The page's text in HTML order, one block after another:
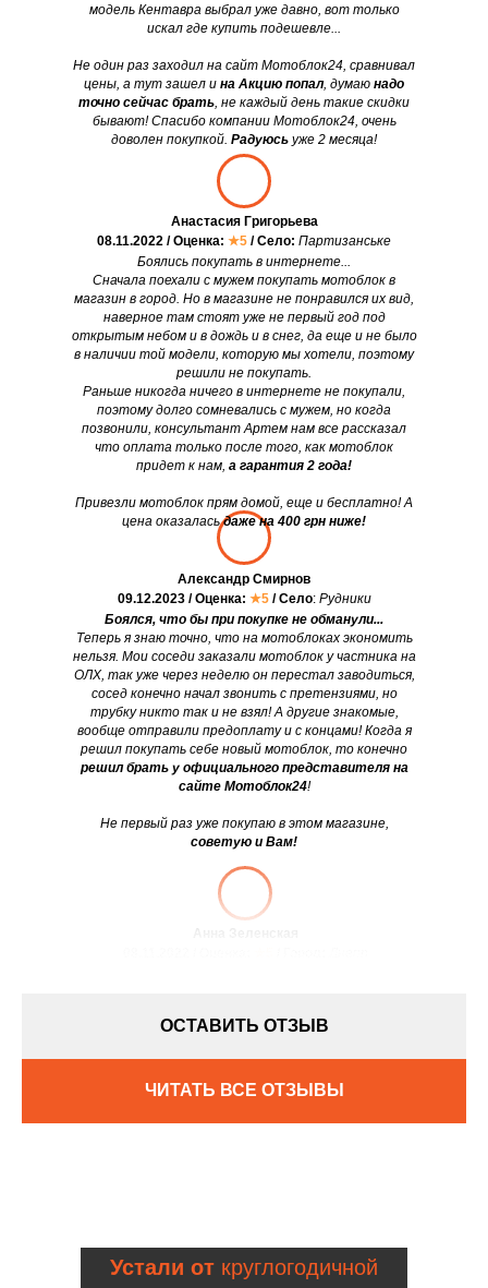
Боялся, что бы при покупке не обманули...
Теперь я знаю точно, что на мотоблоках экономить
нельзя. Мои соседи заказали мотоблок у частника на
ОЛХ, так уже через неделю он перестал заводиться,
сосед конечно начал звонить с претензиями, но
трубку никто так и не взял! А другие знакомые,
вообще отправили предоплату и с концами! Когда я
решил покупать себе новый мотоблок, то конечно
решил брать у официального представителя на
сайте Мотоблок24!
Не первый раз уже покупаю в этом магазине,
советую и Вам!
Александр Смирнов
09.12.2023 / Оценка: ★5 / Село: Рудники
Боялись покупать в интернете...
Сначала поехали с мужем покупать мотоблок в
магазин в город. Но в магазине не понравился их вид,
наверное там стоят уже не первый год под
открытым небом и в дождь и в снег, да еще и не было
в наличии той модели, которую мы хотели, поэтому
решили не покупать.
Раньше никогда ничего в интернете не покупали,
поэтому долго сомневались с мужем, но когда
позвонили, консультант Артем нам все рассказал
что оплата только после того, как мотоблок
придет к нам, а гарантия 2 года!
Привезли мотоблок прям домой, еще и бесплатно! А
цена оказаласьдаже на 400 грн ниже!
Анастасия Григорьева
08.11.2022 / Оценка: ★5 / Село: Партизанське
Анна Зеленская
модель Кентавра выбрал уже давно, вот только
искал где купить подешевле...
Не один раз заходил на сайт Мотоблок24, сравнивал
цены, а тут зашел и на Акцию попал, думаю надо
точно сейчас брать, не каждый день такие скидки
бывают! Спасибо компании Мотоблок24, очень
доволен покупкой. Радуюсь уже 2 месяца!
ОСТАВИТЬ ОТЗЫВ
ЧИТАТЬ ВСЕ ОТЗЫВЫ
Устали от круглогодичной